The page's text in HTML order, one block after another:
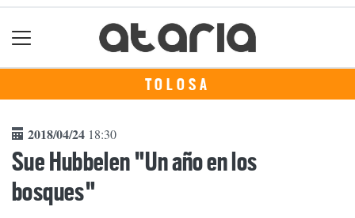
TOLOSA
2018/04/24 18:30
Sue Hubbelen "Un año en los
bosques"